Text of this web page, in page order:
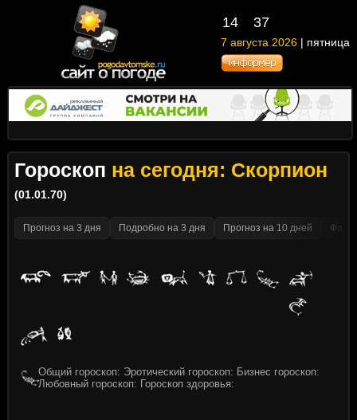
14 37
7 августа 2026 | пятница
Гороскоп на сегодня: Скорпион
(01.01.70)
Прогноз на 3 дня Подробно на 3 дня Прогноз на 10 дней
Общий гороскоп: Эротический гороскоп: Бизнес гороскоп:
Любовный гороскоп: Гороскоп здоровья: